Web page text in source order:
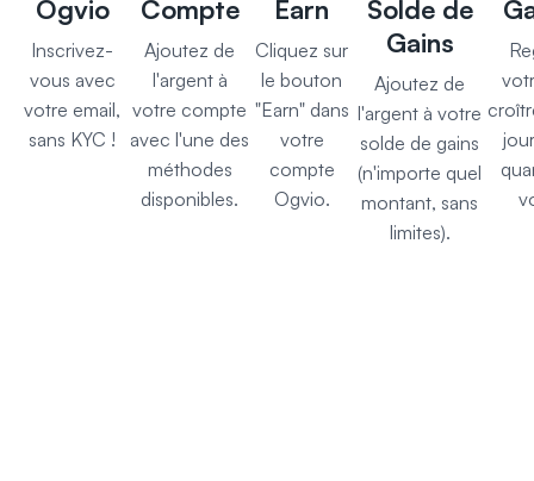
Ogvio
Inscrivez-
vous avec
votre email,
sans KYC !
Compte
Ajoutez de
l'argent à
votre compte
avec l'une des
méthodes
disponibles.
Earn
Cliquez sur
le bouton
"Earn" dans
votre
compte
Ogvio.
Solde de
Gains
Ajoutez de
l'argent à votre
solde de gains
(n'importe quel
montant, sans
limites).